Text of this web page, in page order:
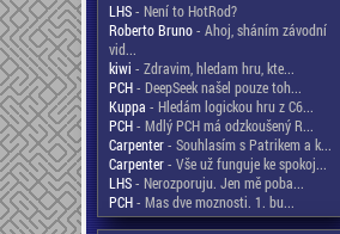
LHS- Není to HotRod?
Roberto Bruno- Ahoj, sháním závodní
vid...
kiwi - Zdravim, hledam hru, kte...
PCH- DeepSeek našel pouze toh...
Kuppa - Hledám logickou hru z C6...
PCH- Mdlý PCH má odzkoušený R...
Carpenter- Souhlasím s Patrikem a k...
Carpenter- Vše už funguje ke spokoj...
LHS- Nerozporuju. Jen mě poba...
PCH- Mas dve moznosti. 1. bu...